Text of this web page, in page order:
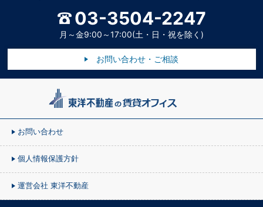
03-3504-2247
月～金9:00～17:00(土・日・祝を除く)
お問い合わせ・ご相談
お問い合わせ
個人情報保護方針
運営会社 東洋不動産